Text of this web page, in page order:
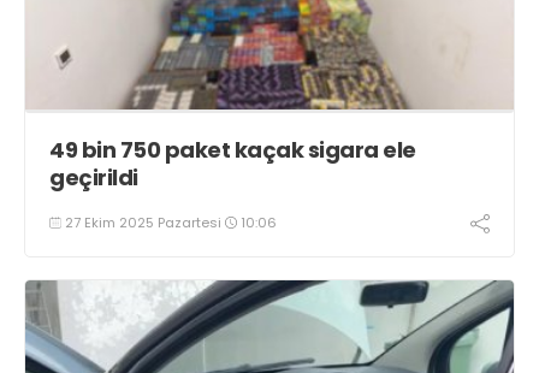
49 bin 750 paket kaçak sigara ele
geçirildi
27 Ekim 2025 Pazartesi 10:06